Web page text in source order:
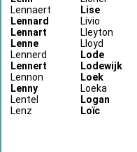
Lennaert
Lennard
Lennart
Lenne
Lennerd
Lennert
Lennon
Lenny
Lentel
Lenz
Lise
Livio
Lleyton
Lloyd
Lode
Lodewijk
Loek
Loeka
Logan
Loïc